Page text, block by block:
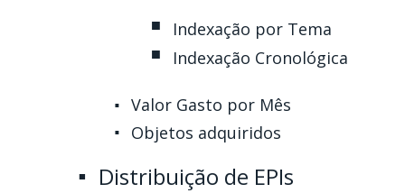
Indexação por Tema
Indexação Cronológica
Valor Gasto por Mês
Objetos adquiridos
Distribuição de EPIs